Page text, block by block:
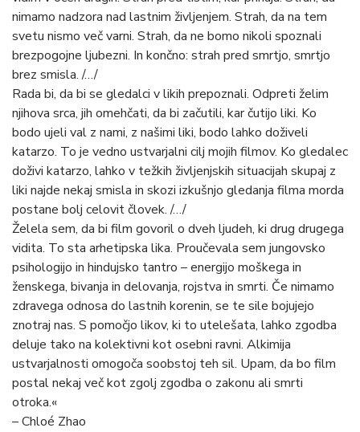
nimamo nadzora nad lastnim življenjem. Strah, da na tem
svetu nismo več varni. Strah, da ne bomo nikoli spoznali
brezpogojne ljubezni. In končno: strah pred smrtjo, smrtjo
brez smisla. /…/
Rada bi, da bi se gledalci v likih prepoznali. Odpreti želim
njihova srca, jih omehčati, da bi začutili, kar čutijo liki. Ko
bodo ujeli val z nami, z našimi liki, bodo lahko doživeli
katarzo. To je vedno ustvarjalni cilj mojih filmov. Ko gledalec
doživi katarzo, lahko v težkih življenjskih situacijah skupaj z
liki najde nekaj smisla in skozi izkušnjo gledanja filma morda
postane bolj celovit človek. /…/
Želela sem, da bi film govoril o dveh ljudeh, ki drug drugega
vidita. To sta arhetipska lika. Proučevala sem jungovsko
psihologijo in hindujsko tantro – energijo moškega in
ženskega, bivanja in delovanja, rojstva in smrti. Če nimamo
zdravega odnosa do lastnih korenin, se te sile bojujejo
znotraj nas. S pomočjo likov, ki to utelešata, lahko zgodba
deluje tako na kolektivni kot osebni ravni. Alkimija
ustvarjalnosti omogoča soobstoj teh sil. Upam, da bo film
postal nekaj več kot zgolj zgodba o zakonu ali smrti
otroka.«
– Chloé Zhao